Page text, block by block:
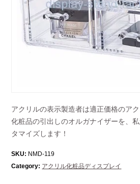
アクリルの表示製造者は適正価格のア
化粧品の引出しのオルガナイザーを、
タマイズします！
SKU: NMD-119
Category: アクリル化粧品ディスプレイ